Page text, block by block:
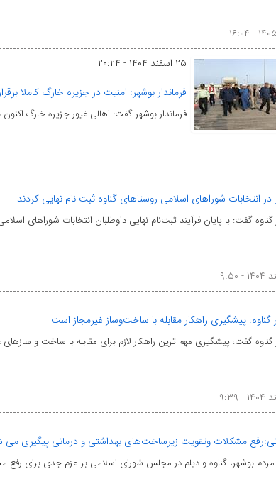
۲۵ اسفند ۱۴۰۴ - ۲۰:۲۴
فرماندار بوشهر: امنیت در جزیره خارگ کاملا
فرماندار بوشهر گفت: اهالی غیور جزیره خارگ
گناوه گفت: با پایان فرآیند ثبت‌نام نهایی داوطلبان انتخابات شوراهای
گناوه: پیشگیری راهکار مقابله با ساخت‌وساز غیرمجاز است
گناوه گفت: پیشگیری مهم ترین راهکار لازم برای مقابله با ساخت و
مشکلات وتقویت زیرساخت‌های بهداشتی و درمانی پیگیری می
مردم بوشهر، گناوه و دیلم در مجلس شورای اسلامی بر عزم جدی برای